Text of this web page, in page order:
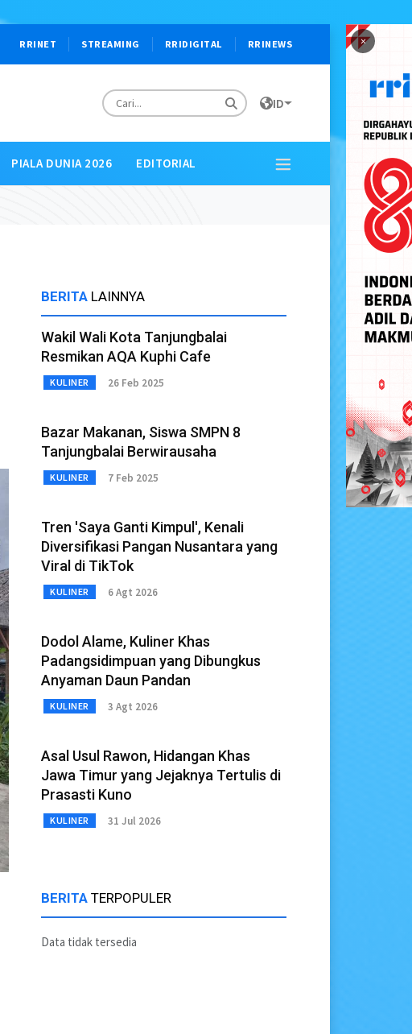
×
RRINET STREAMING RRIDIGITAL RRINEWS
ID
PIALA DUNIA 2026 EDITORIAL
BERITA LAINNYA
Wakil Wali Kota Tanjungbalai
Resmikan AQA Kuphi Cafe
KULINER 26 Feb 2025
Bazar Makanan, Siswa SMPN 8
Tanjungbalai Berwirausaha
KULINER 7 Feb 2025
Tren 'Saya Ganti Kimpul', Kenali
Diversifikasi Pangan Nusantara yang
Viral di TikTok
KULINER 6 Agt 2026
Dodol Alame, Kuliner Khas
Padangsidimpuan yang Dibungkus
Anyaman Daun Pandan
KULINER 3 Agt 2026
Asal Usul Rawon, Hidangan Khas
Jawa Timur yang Jejaknya Tertulis di
Prasasti Kuno
KULINER 31 Jul 2026
BERITA TERPOPULER
Data tidak tersedia